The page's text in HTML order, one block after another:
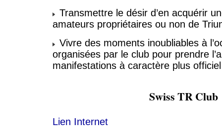
Transmettre le désir d’en acquérir
amateurs propriétaires ou non de
Vivre des moments inoubliables à
organisées par le club pour prendre
manifestations à caractère plus
Swiss TR Club
Lien Internet